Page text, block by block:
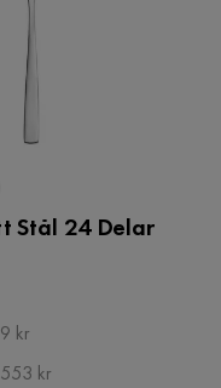
Stål 24 Delar
kr
kr